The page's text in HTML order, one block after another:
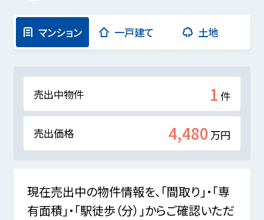
マンション 一戸建て 土地
売出中物件 1 件
売出価格 4,480 万円
現在売出中の物件情報を、「間取り」・「専
有面積」・「駅徒歩（分）」からご確認いただ